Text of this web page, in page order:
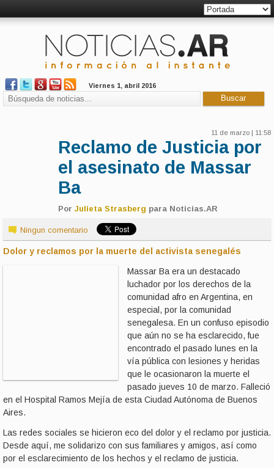
Viernes 1, abril 2016
11 de marzo | 11:58
Reclamo de Justicia por
el asesinato de Massar
Ba
Por Julieta Strasberg para Noticias.AR
Ningun comentario
Dolor y reclamos por la muerte del activista senegalés
Massar Ba era un destacado
luchador por los derechos de la
comunidad afro en Argentina, en
especial, por la comunidad
senegalesa. En un confuso episodio
que aún no se ha esclarecido, fue
encontrado el pasado lunes en la
vía pública con lesiones y heridas
que le ocasionaron la muerte el
pasado jueves 10 de marzo. Falleció
en el Hospital Ramos Mejía de esta Ciudad Autónoma de Buenos
Aires.
Las redes sociales se hicieron eco del dolor y el reclamo por justicia.
Desde aquí, me solidarizo con sus familiares y amigos, así como
por el esclarecimiento de los hechos y el reclamo de justicia.